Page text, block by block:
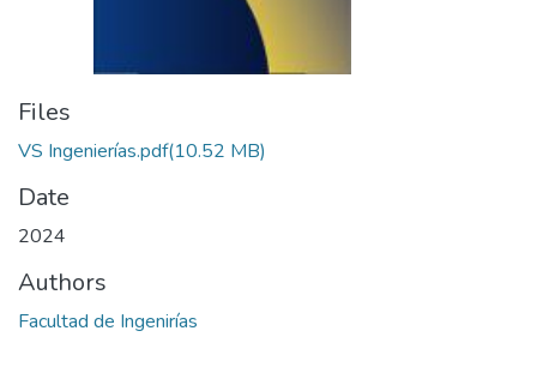
Files
VS Ingenierías.pdf(10.52 MB)
Date
2024
Authors
Facultad de Ingenirías